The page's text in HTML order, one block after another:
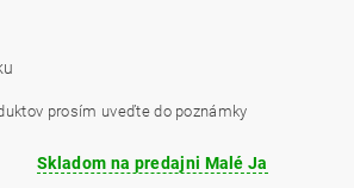
prosím uveďte do poznámky
Skladom na predajni Malé Ja